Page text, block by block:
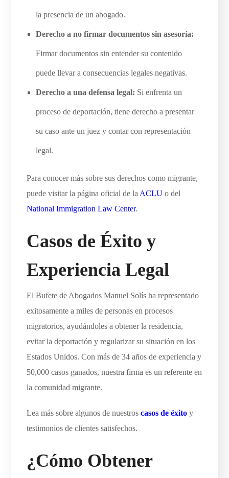
la presencia de un abogado.
Derecho a no firmar documentos sin asesoría:
Firmar documentos sin entender su contenido
puede llevar a consecuencias legales negativas.
Derecho a una defensa legal: Si enfrenta un
proceso de deportación, tiene derecho a presentar
su caso ante un juez y contar con representación
legal.
Para conocer más sobre sus derechos como migrante,
puede visitar la página oficial de la ACLU o del
National Immigration Law Center.
Casos de Éxito y
Experiencia Legal
El Bufete de Abogados Manuel Solís ha representado
exitosamente a miles de personas en procesos
migratorios, ayudándoles a obtener la residencia,
evitar la deportación y regularizar su situación en los
Estados Unidos. Con más de 34 años de experiencia y
50,000 casos ganados, nuestra firma es un referente en
la comunidad migrante.
Lea más sobre algunos de nuestroscasos de éxito y
testimonios de clientes satisfechos.
¿Cómo Obtener